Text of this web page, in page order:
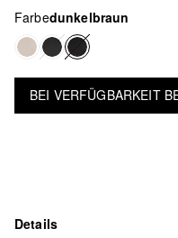
Farbedunkelbraun
BEI VERFÜGBARKEIT
Details